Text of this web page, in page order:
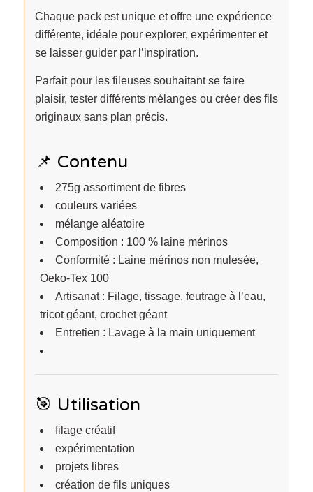
Chaque pack est unique et offre une expérience
différente, idéale pour explorer, expérimenter et
se laisser guider par l’inspiration.
Parfait pour les fileuses souhaitant se faire
plaisir, tester différents mélanges ou créer des fils
originaux sans plan précis.
📌 Contenu
275g assortiment de fibres
couleurs variées
mélange aléatoire
Composition : 100 % laine mérinos
Conformité : Laine mérinos non mulesée,
Oeko-Tex 100
Artisanat : Filage, tissage, feutrage à l’eau,
tricot géant, crochet géant
Entretien : Lavage à la main uniquement
🎯 Utilisation
filage créatif
expérimentation
projets libres
création de fils uniques